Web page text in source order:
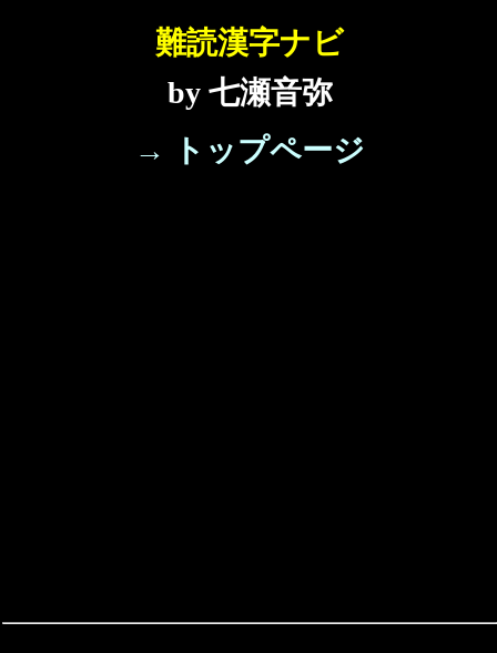
難読漢字ナビ
by 七瀬音弥
→ トップページ